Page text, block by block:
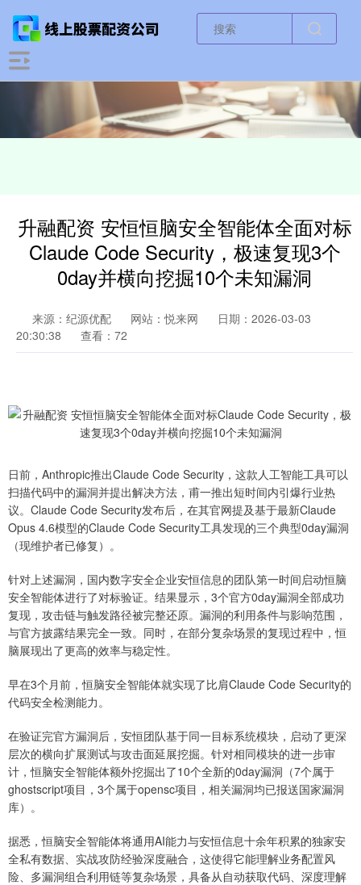
升融配资 安恒恒脑安全智能体全面对标
Claude Code Security，极速复现3个
0day并横向挖掘10个未知漏洞
来源：纪源优配 网站：悦来网
日期：2026-03-03
20:30:38
查看：72
日前，Anthropic推出Claude Code Security，这款人工智能工具可以
扫描代码中的漏洞并提出解决方法，甫一推出短时间内引爆行业热
议。Claude Code Security发布后，在其官网提及基于最新Claude
Opus 4.6模型的Claude Code Security工具发现的三个典型0day漏洞
（现维护者已修复）。
针对上述漏洞，国内数字安全企业安恒信息的团队第一时间启动恒脑
安全智能体进行了对标验证。结果显示，3个官方0day漏洞全部成功
复现，攻击链与触发路径被完整还原。漏洞的利用条件与影响范围，
与官方披露结果完全一致。同时，在部分复杂场景的复现过程中，恒
脑展现出了更高的效率与稳定性。
早在3个月前，恒脑安全智能体就实现了比肩Claude Code Security的
代码安全检测能力。
在验证完官方漏洞后，安恒团队基于同一目标系统模块，启动了更深
层次的横向扩展测试与攻击面延展挖掘。针对相同模块的进一步审
计，恒脑安全智能体额外挖掘出了10个全新的0day漏洞（7个属于
ghostscript项目，3个属于opensc项目，相关漏洞均已报送国家漏洞
库）。
据悉，恒脑安全智能体将通用AI能力与安恒信息十余年积累的独家安
全私有数据、实战攻防经验深度融合，这使得它能理解业务配置风
险、多漏洞组合利用链等复杂场景，具备从自动获取代码、深度理解